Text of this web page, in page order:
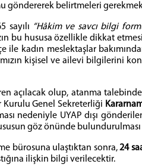
göndererek belirtmeleri
sayılı “Hâkim ve savcı bilgi
bu hususa özellikle dikkat
kadın meslektaşlar
kişisel ve ailevi bilgilerini
açılacak olup, atanma
Genel Sekreterliği
nedeniyle UYAP dışı
göz önünde
bürosuna ulaştıktan sonra,24
ilişkin bilgi verilecektir.